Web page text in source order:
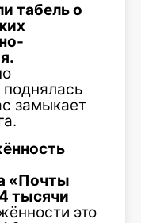
табель о
поднялась
замыкает
«Почты
тысячи
это